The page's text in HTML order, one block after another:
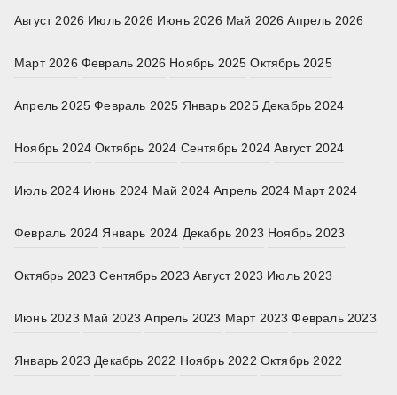
Август 2026 Июль 2026 Июнь 2026 Май 2026 Апрель 2026
Март 2026 Февраль 2026 Ноябрь 2025 Октябрь 2025
Апрель 2025 Февраль 2025 Январь 2025 Декабрь 2024
Ноябрь 2024 Октябрь 2024 Сентябрь 2024 Август 2024
Июль 2024 Июнь 2024 Май 2024 Апрель 2024 Март 2024
Февраль 2024 Январь 2024 Декабрь 2023 Ноябрь 2023
Октябрь 2023 Сентябрь 2023 Август 2023 Июль 2023
Июнь 2023 Май 2023 Апрель 2023 Март 2023 Февраль 2023
Январь 2023 Декабрь 2022 Ноябрь 2022 Октябрь 2022